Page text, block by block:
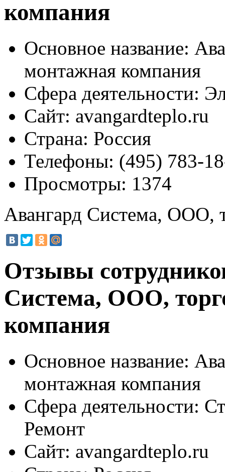
компания
Основное название:
монтажная компания
Сфера деятельности:
Сайт: avangardteplo.ru
Страна: Россия
Телефоны: (495) 783-
Просмотры: 1374
Авангард Система, ООО,
Отзывы
Система, ООО,
компания
Основное название:
монтажная компания
Сфера деятельности:
Ремонт
Сайт: avangardteplo.ru